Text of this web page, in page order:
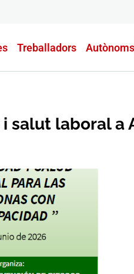
Treballadors Autònoms
salut laboral a